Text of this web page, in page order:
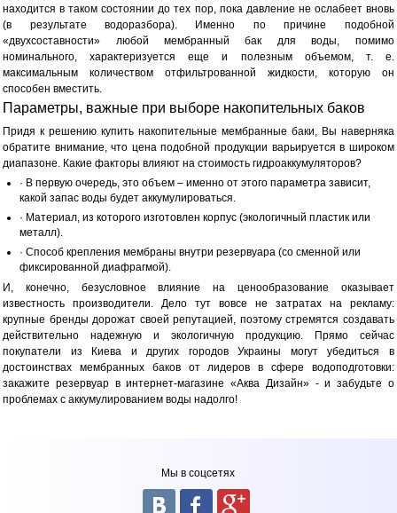
находится в таком состоянии до тех пор, пока давление не ослабеет вновь
(в результате водоразбора). Именно по причине подобной
«двухсоставности» любой мембранный бак для воды, помимо
номинального, характеризуется еще и полезным объемом, т. е.
максимальным количеством отфильтрованной жидкости, которую он
способен вместить.
Параметры, важные при выборе накопительных баков
Придя к решению купить накопительные мембранные баки, Вы наверняка
обратите внимание, что цена подобной продукции варьируется в широком
диапазоне. Какие факторы влияют на стоимость гидроаккумуляторов?
· В первую очередь, это объем – именно от этого параметра зависит,
какой запас воды будет аккумулироваться.
· Материал, из которого изготовлен корпус (экологичный пластик или
металл).
· Способ крепления мембраны внутри резервуара (со сменной или
фиксированной диафрагмой).
И, конечно, безусловное влияние на ценообразование оказывает
известность производители. Дело тут вовсе не затратах на рекламу:
крупные бренды дорожат своей репутацией, поэтому стремятся создавать
действительно надежную и экологичную продукцию. Прямо сейчас
покупатели из Киева и других городов Украины могут убедиться в
достоинствах мембранных баков от лидеров в сфере водоподготовки:
закажите резервуар в интернет-магазине «Аква Дизайн» - и забудьте о
проблемах с аккумулированием воды надолго!
Мы в соцсетях